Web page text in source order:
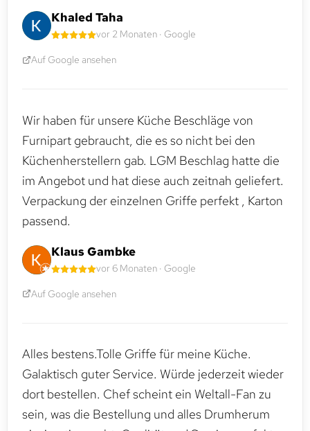
Khaled Taha
vor 2 Monaten · Google
Auf Google ansehen
Wir haben für unsere Küche Beschläge von
Furnipart gebraucht, die es so nicht bei den
Küchenherstellern gab. LGM Beschlag hatte die
im Angebot und hat diese auch zeitnah geliefert.
Verpackung der einzelnen Griffe perfekt , Karton
passend.
Klaus Gambke
vor 6 Monaten · Google
Auf Google ansehen
Alles bestens.Tolle Griffe für meine Küche.
Galaktisch guter Service. Würde jederzeit wieder
dort bestellen. Chef scheint ein Weltall-Fan zu
sein, was die Bestellung und alles Drumherum